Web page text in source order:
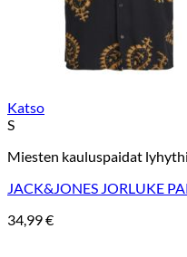
Katso
S
Miesten kauluspaidat
JACK&JONES JORLUKE
34,99€